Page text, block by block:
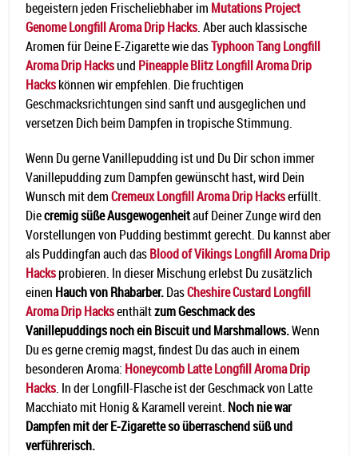
begeistern jeden Frischeliebhaber im Mutations Project
Genome Longfill Aroma Drip Hacks. Aber auch klassische
Aromen für Deine E-Zigarette wie dasTyphoon Tang Longfill
Aroma Drip Hacksund Pineapple Blitz Longfill Aroma Drip
Hackskönnen wir empfehlen. Die fruchtigen
Geschmacksrichtungen sind sanft und ausgeglichen und
versetzen Dich beim Dampfen in tropische Stimmung.
Wenn Du gerne Vanillepudding ist und Du Dir schon immer
Vanillepudding zum Dampfen gewünscht hast, wird Dein
Wunsch mit demCremeux Longfill Aroma Drip Hackserfüllt.
Diecremig süße Ausgewogenheitauf Deiner Zunge wird den
Vorstellungen von Pudding bestimmt gerecht. Du kannst aber
als Puddingfan auch dasBlood of Vikings Longfill Aroma Drip
Hacksprobieren. In dieser Mischung erlebst Du zusätzlich
einen Hauch von Rhabarber.DasCheshire Custard Longfill
Aroma Drip Hacksenthältzum Geschmack des
Vanillepuddings noch ein Biscuit und Marshmallows.Wenn
Du es gerne cremig magst, findest Du das auch in einem
besonderen Aroma: Honeycomb Latte Longfill Aroma Drip
Hacks. In der Longfill-Flasche ist der Geschmack von Latte
Macchiato mit Honig & Karamell vereint. Noch nie war
Dampfen mit der E-Zigarette so überraschend süß und
verführerisch.